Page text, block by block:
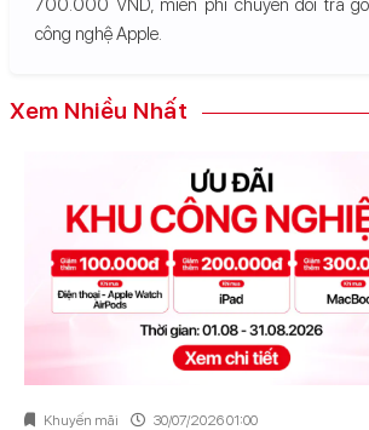
700.000 VND, miễn phí chuyển đổi trả
công nghệ Apple.
Xem Nhiều Nhất
Khuyến mãi 30/07/2026 01:00